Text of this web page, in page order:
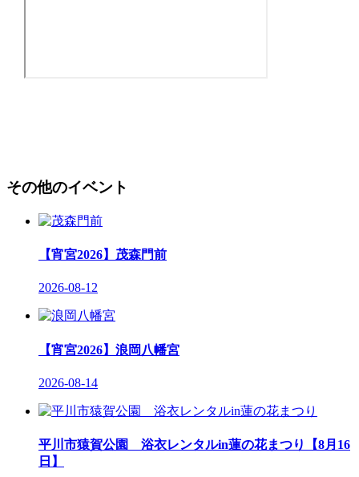
その他のイベント
【宵宮2026】茂森門前
2026-08-12
【宵宮2026】浪岡八幡宮
2026-08-14
平川市猿賀公園 浴衣レンタルin蓮の花まつり【8月16
日】